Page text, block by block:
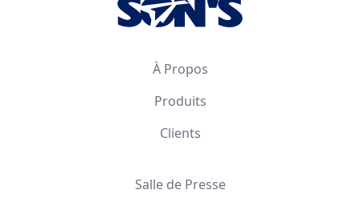
À Propos
Produits
Clients
Salle de Presse